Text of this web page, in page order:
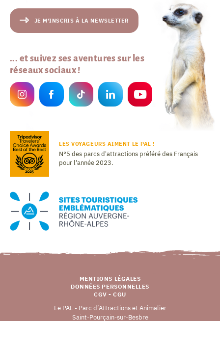
JE M'INSCRIS À LA NEWSLETTER
... et suivez ses aventures sur les
réseaux sociaux !
LES VOYAGEURS AIMENT LE PAL !
N°5 des parcs d'attractions préféré des Français
pour l'année 2023.
MENTIONS LÉGALES
DONNÉES PERSONNELLES
CGV - CGU
Le PAL - Parc d’Attractions et Animalier
Saint-Pourçain-sur-Besbre